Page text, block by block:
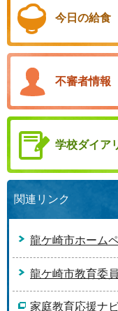
今日の給食
不審者情報
学校ダイア
関連リンク
龍ケ崎市ホーム
龍ケ崎市教育委
家庭教育応援ナ